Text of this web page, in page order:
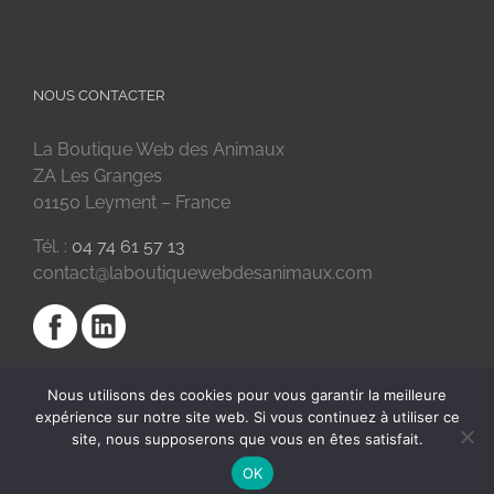
NOUS CONTACTER
La Boutique Web des Animaux
ZA Les Granges
01150 Leyment – France
Tél. : 04 74 61 57 13
contact@laboutiquewebdesanimaux.com
2018 © La Boutique Web des Animaux | Réalisé par
Nous utilisons des cookies pour vous garantir la meilleure
expérience sur notre site web. Si vous continuez à utiliser ce
site, nous supposerons que vous en êtes satisfait.
OK